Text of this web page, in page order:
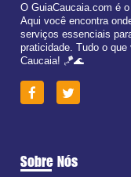
O GuiaCaucaia.com é
Aqui você encontra
serviços essenciais
praticidade. Tudo o
Caucaia! 🪁🌊
Sobre Nós